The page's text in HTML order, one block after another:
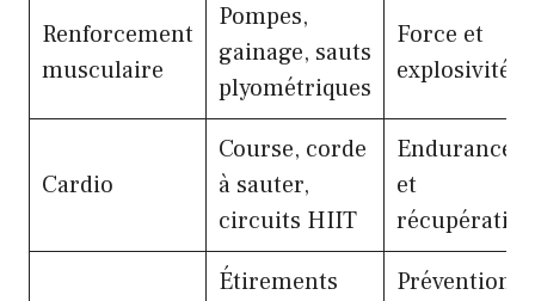
Renforcement
musculaire
Pompes,
gainage, sauts
plyométriques
Force et
explosivité
Cardio
Course, corde
à sauter,
circuits HIIT
Endurance
et
récupération
Étirements
Prévention